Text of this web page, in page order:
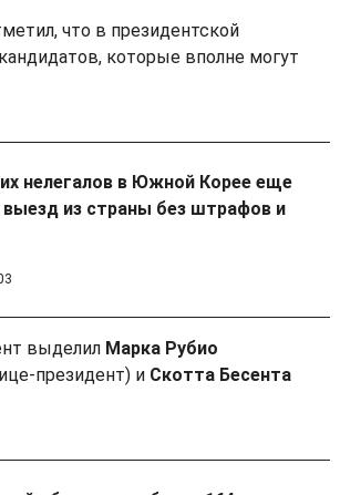
что в президентской
которые вполне могут
нелегалов в Южной Корее еще
выезд из страны без штрафов и
выделил Марка Рубио
президент) и Скотта Бесента